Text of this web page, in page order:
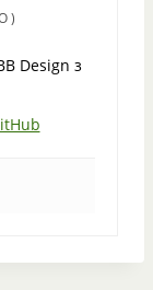
)
Design з